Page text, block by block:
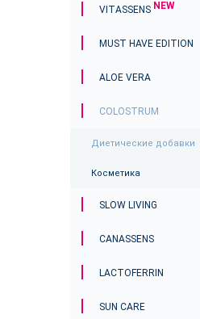
VITASSENS NEW
MUST HAVE EDITION
ALOE VERA
COLOSTRUM
Диетические добавки
Косметика
SLOW LIVING
CANASSENS
LACTOFERRIN
SUN CARE